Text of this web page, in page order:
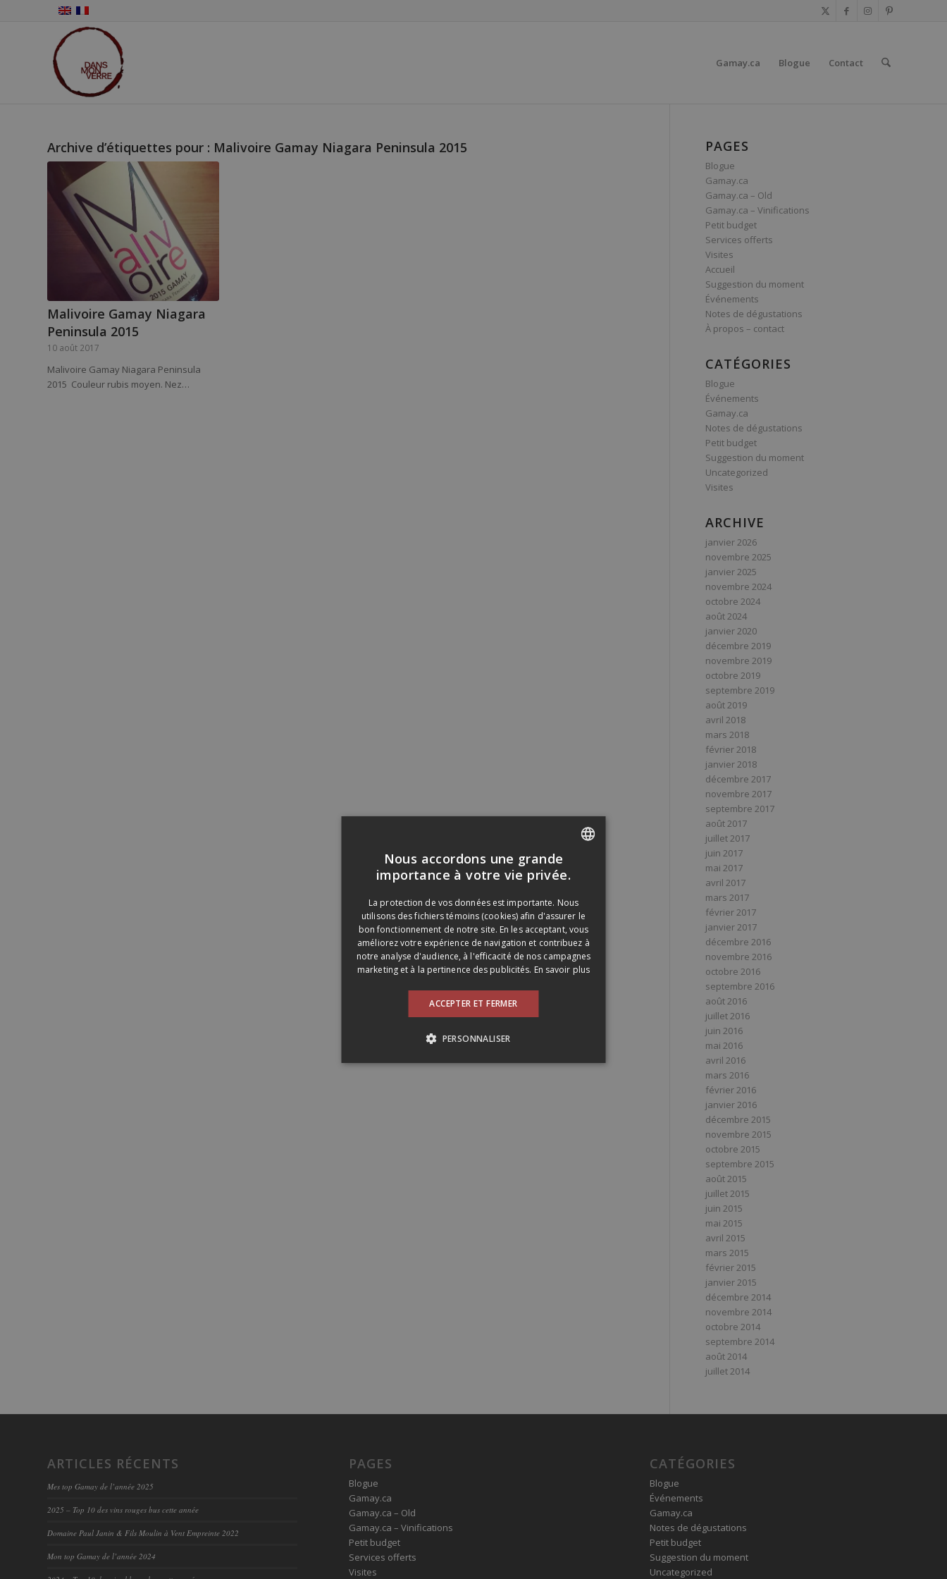
Gamay.ca Blogue Contact
Archive d’étiquettes pour : Malivoire Gamay Niagara Peninsula 2015
Malivoire Gamay Niagara
Peninsula 2015
10 août 2017
Malivoire Gamay Niagara Peninsula
2015 Couleur rubis moyen. Nez…
PAGES
Blogue
Gamay.ca
Gamay.ca – Old
Gamay.ca – Vinifications
Petit budget
Services offerts
Visites
Accueil
Suggestion du moment
Événements
Notes de dégustations
À propos – contact
CATÉGORIES
Blogue
Événements
Gamay.ca
Notes de dégustations
Petit budget
Suggestion du moment
Uncategorized
Visites
ARCHIVE
janvier 2026
novembre 2025
janvier 2025
novembre 2024
octobre 2024
août 2024
janvier 2020
décembre 2019
novembre 2019
octobre 2019
septembre 2019
août 2019
avril 2018
mars 2018
février 2018
janvier 2018
décembre 2017
novembre 2017
septembre 2017
août 2017
juillet 2017
juin 2017
mai 2017
avril 2017
mars 2017
février 2017
janvier 2017
décembre 2016
novembre 2016
octobre 2016
septembre 2016
août 2016
juillet 2016
juin 2016
mai 2016
avril 2016
mars 2016
février 2016
janvier 2016
décembre 2015
novembre 2015
octobre 2015
septembre 2015
août 2015
juillet 2015
juin 2015
mai 2015
avril 2015
mars 2015
février 2015
janvier 2015
décembre 2014
novembre 2014
octobre 2014
septembre 2014
août 2014
juillet 2014
ARTICLES RÉCENTS
Mes top Gamay de l’année 2025
2025 – Top 10 des vins rouges bus cette année
Domaine Paul Janin & Fils Moulin à Vent Empreinte 2022
Mon top Gamay de l’année 2024
PAGES
Blogue
Gamay.ca
Gamay.ca – Old
Gamay.ca – Vinifications
Petit budget
Services offerts
Visites
CATÉGORIES
Blogue
Événements
Gamay.ca
Notes de dégustations
Petit budget
Suggestion du moment
Uncategorized
FRENCH
Nous accordons une grande
importance à votre vie privée.
La protection de vos données est importante. Nous
utilisons des fichiers témoins (cookies) afin d'assurer le
bon fonctionnement de notre site. En les acceptant, vous
améliorez votre expérience de navigation et contribuez à
notre analyse d'audience, à l'efficacité de nos campagnes
marketing et à la pertinence des publicités. En savoir plus
ACCEPTER ET FERMER
PERSONNALISER